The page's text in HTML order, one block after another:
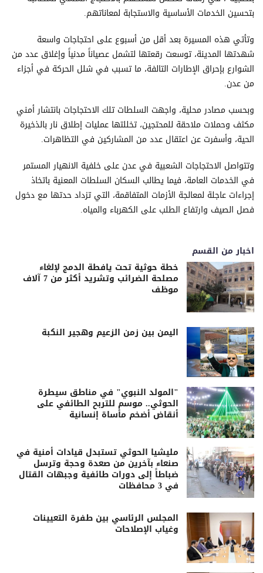
بتحسين الخدمات الأساسية والاستجابة لمعاناتهم.
وتأتي هذه المسيرة بعد أقل من أسبوع على احتجاجات واسعة
شهدتها المدينة، توسعت رقعتها لتشمل عصياناً مدنياً وإغلاق عدد من
الشوارع بإحراق الإطارات التالفة، ما تسبب في شلل الحركة في أجزاء
من عدن.
وبحسب مصادر محلية، واجهت السلطات تلك الاحتجاجات بانتشار أمني
مكثف وحملات ملاحقة للمحتجين، تخللتها عمليات إطلاق نار بالذخيرة
الحية، وأسفرت عن اعتقال عدد من المشاركين في التظاهرات.
وتتواصل الاحتجاجات الشعبية في عدن على خلفية الانهيار المستمر
في الخدمات العامة، فيما يطالب السكان السلطات المعنية باتخاذ
إجراءات عاجلة لمعالجة الأزمات المتفاقمة، التي تزداد حدتها مع دخول
فصل الصيف وارتفاع الطلب على الكهرباء والمياه.
اخبار من القسم
خطة حوثية تحت يافطة الدمج لإلغاء
مصلحة الضرائب وتشريد أكثر من 7 آلاف
موظف
اليمن بين زمن الزعيم وهجير النكبة
"المولد النبوي" في مناطق سيطرة
الحوثي.. موسم للتربح الطائفي على
أنقاض أضخم مأساة إنسانية
مليشيا الحوثي تستبدل قيادات أمنية في
صنعاء بآخرين من صعدة وحجة وترسل
ضباطاً إلى دورات طائفية وجبهات القتال
في 3 محافظات
المجلس الرئاسي بين طفرة التعيينات
وغياب الإصلاحات